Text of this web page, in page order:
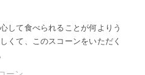
して食べられることが何よりう
くて、このスコーンをいただく